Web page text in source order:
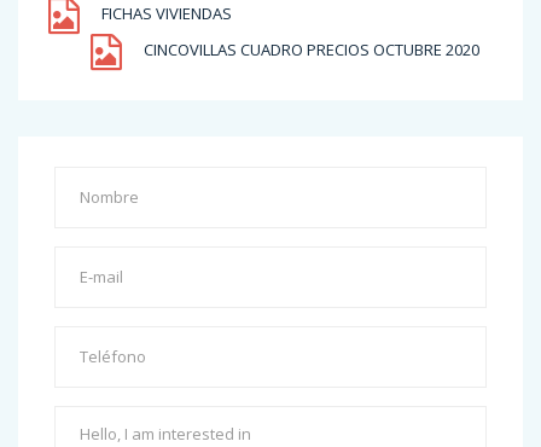
FICHAS VIVIENDAS
CINCOVILLAS CUADRO PRECIOS OCTUBRE 2020